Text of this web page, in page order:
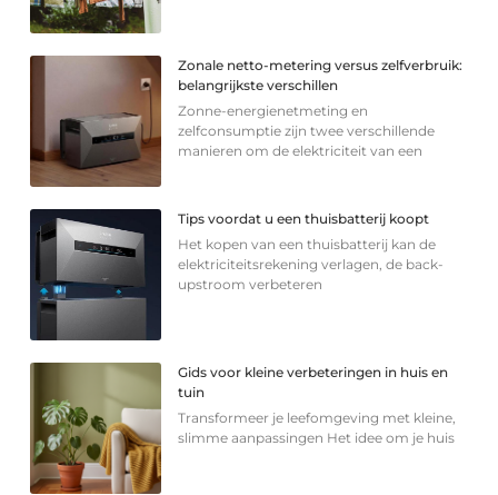
Zonale netto-metering versus zelfverbruik:
belangrijkste verschillen
Zonne-energienetmeting en
zelfconsumptie zijn twee verschillende
manieren om de elektriciteit van een
Tips voordat u een thuisbatterij koopt
Het kopen van een thuisbatterij kan de
elektriciteitsrekening verlagen, de back-
upstroom verbeteren
Gids voor kleine verbeteringen in huis en
tuin
Transformeer je leefomgeving met kleine,
slimme aanpassingen Het idee om je huis